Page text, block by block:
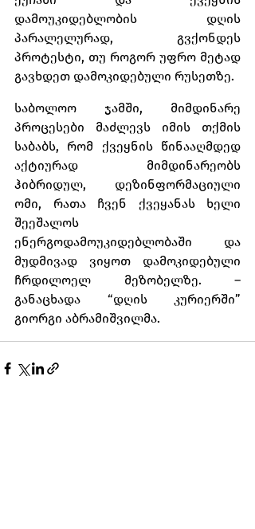
დამოუკიდებლობის დღის
პარალელურად, გვქონდეს
პროტესტი, თუ როგორ უფრო მეტად
გავხდეთ დამოკიდებული რუსეთზე.
საბოლოო ჯამში, მიმდინარე
პროცესები მაძლევს იმის თქმის
საბაბს, რომ ქვეყნის წინააღმდედ
აქტიურად მიმდინარეობს
ჰიბრიდულ, დეზინფორმაციული
ომი, რათა ჩვენ ქვეყანას ხელი
შეეშალოს
ენერგოდამოუკიდებლობაში და
მუდმივად ვიყოთ დამოკიდებული
ჩრდილოელ მეზობელზე. –
განაცხადა “დღის კურიერში”
გიორგი აბრამიშვილმა.